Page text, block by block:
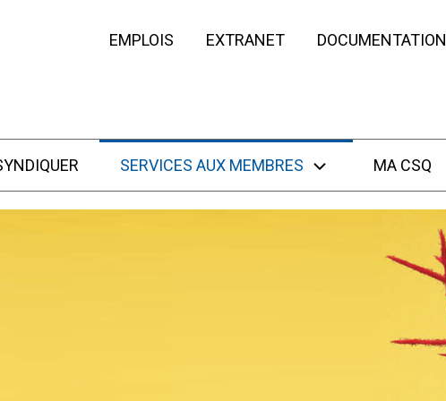
EMPLOIS EXTRANET DOCUMENTATION
SERVICES AUX MEMBRES MA CSQ